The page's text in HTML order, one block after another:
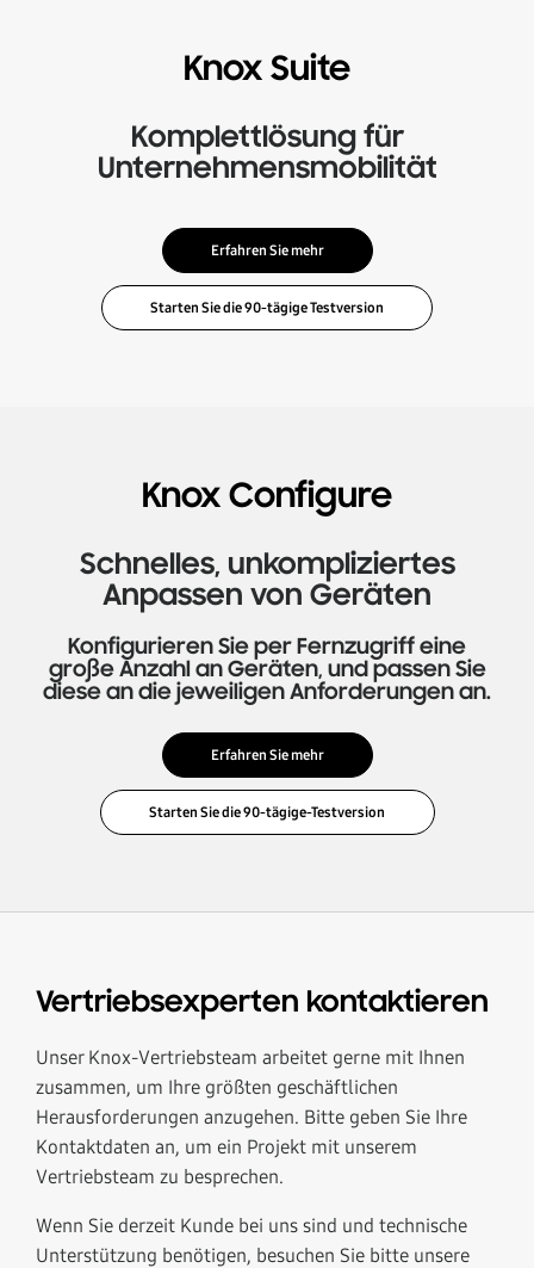
Knox Suite
Komplettlösung für
Unternehmensmobilität
Erfahren Sie mehr
Knox Configure
Schnelles, unkompliziertes
Anpassen von Geräten
Konfigurieren Sie per Fernzugriff eine
große Anzahl an Geräten, und passen Sie
diese an die jeweiligen Anforderungen an.
Erfahren Sie mehr
Vertriebsexperten kontaktieren
Unser Knox-Vertriebsteam arbeitet gerne mit Ihnen
zusammen, um Ihre größten geschäftlichen
Herausforderungen anzugehen. Bitte geben Sie Ihre
Kontaktdaten an, um ein Projekt mit unserem
Vertriebsteam zu besprechen.
Wenn Sie derzeit Kunde bei uns sind und technische
Unterstützung benötigen, besuchen Sie bitte unsere